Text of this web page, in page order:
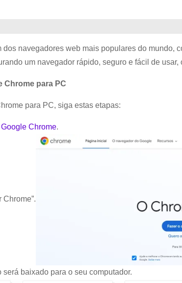
dos navegadores web mais populares do mundo,
um navegador rápido, seguro e fácil de
Chrome para PC
para PC, siga estas etapas:
Google Chrome.
Chrome”.
baixado para o seu computador.